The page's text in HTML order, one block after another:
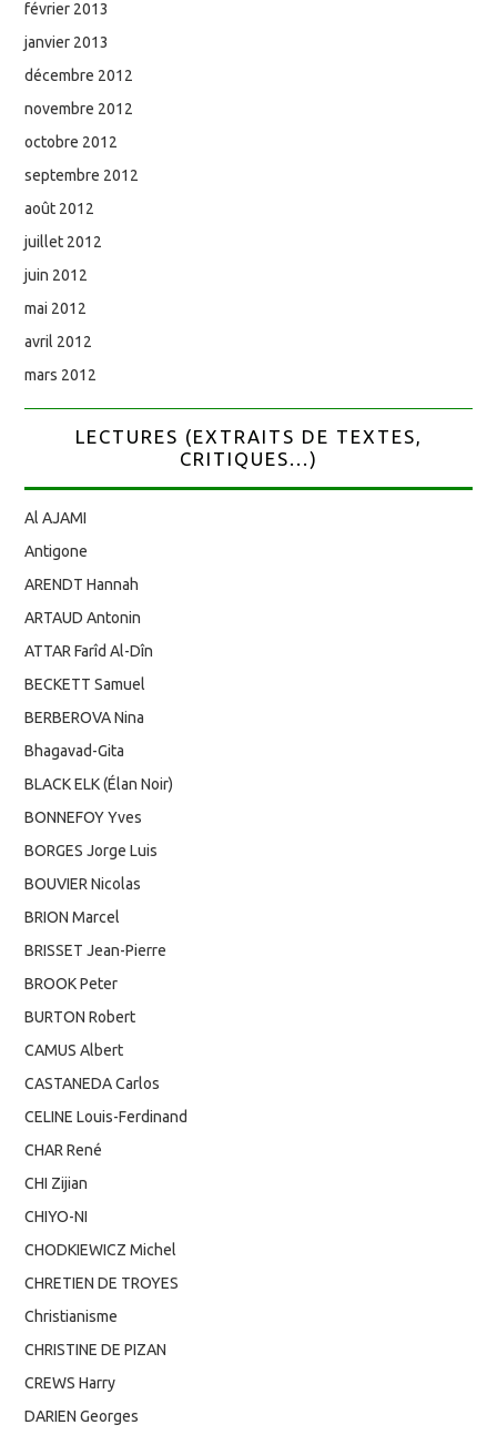
février 2013
janvier 2013
décembre 2012
novembre 2012
octobre 2012
septembre 2012
août 2012
juillet 2012
juin 2012
mai 2012
avril 2012
mars 2012
LECTURES (EXTRAITS DE TEXTES,
CRITIQUES...)
Al AJAMI
Antigone
ARENDT Hannah
ARTAUD Antonin
ATTAR Farîd Al-Dîn
BECKETT Samuel
BERBEROVA Nina
Bhagavad-Gita
BLACK ELK (Élan Noir)
BONNEFOY Yves
BORGES Jorge Luis
BOUVIER Nicolas
BRION Marcel
BRISSET Jean-Pierre
BROOK Peter
BURTON Robert
CAMUS Albert
CASTANEDA Carlos
CELINE Louis-Ferdinand
CHAR René
CHI Zijian
CHIYO-NI
CHODKIEWICZ Michel
CHRETIEN DE TROYES
Christianisme
CHRISTINE DE PIZAN
CREWS Harry
DARIEN Georges